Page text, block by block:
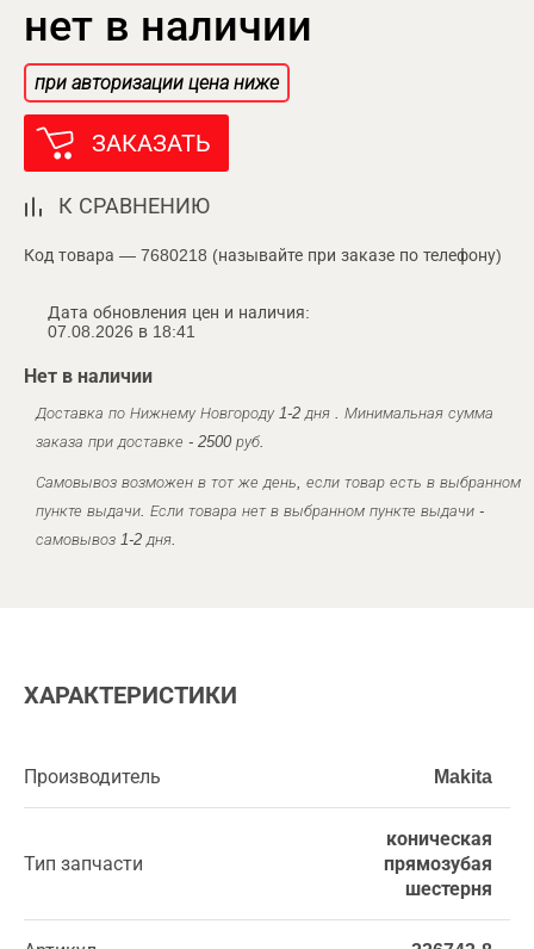
нет в наличии
при авторизации цена ниже
ЗАКАЗАТЬ
К СРАВНЕНИЮ
Код товара — 7680218 (называйте при заказе по телефону)
Дата обновления цен и наличия:
07.08.2026 в 18:41
Нет в наличии
Доставка по Нижнему Новгороду 1-2 дня . Минимальная сумма
заказа при доставке - 2500 руб.
Самовывоз возможен в тот же день, если товар есть в выбранном
пункте выдачи. Если товара нет в выбранном пункте выдачи -
самовывоз 1-2 дня.
ХАРАКТЕРИСТИКИ
Производитель Makita
Тип запчасти
коническая
прямозубая
шестерня